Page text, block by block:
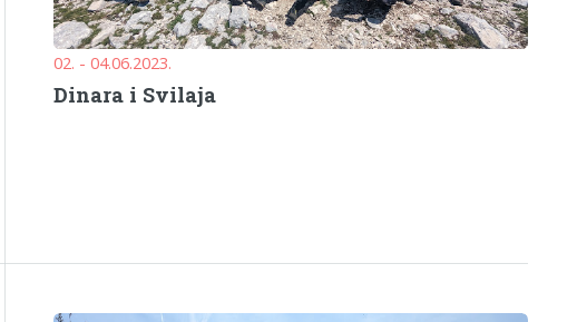
02. - 04.06.2023.
Dinara i Svilaja